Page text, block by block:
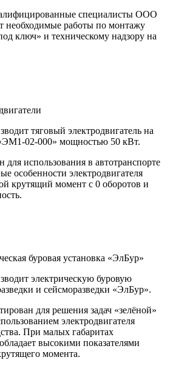
специалисты ООО
работы по монтажу
ключ» и техническому надзору на
тяговый электродвигатель на
02-000» мощностью 50 кВт.
для использования в автотранспорте
особенности электродвигателя
крутящий момент с 0 оборотов и
буровая установка «ЭлБур»
электрическую буровую
и сейсморазведки «ЭлБур».
для решения задач «зелёной»
электродвигателя
При малых габаритах
высокими показателями
момента.